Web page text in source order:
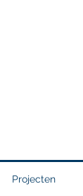
Projecten